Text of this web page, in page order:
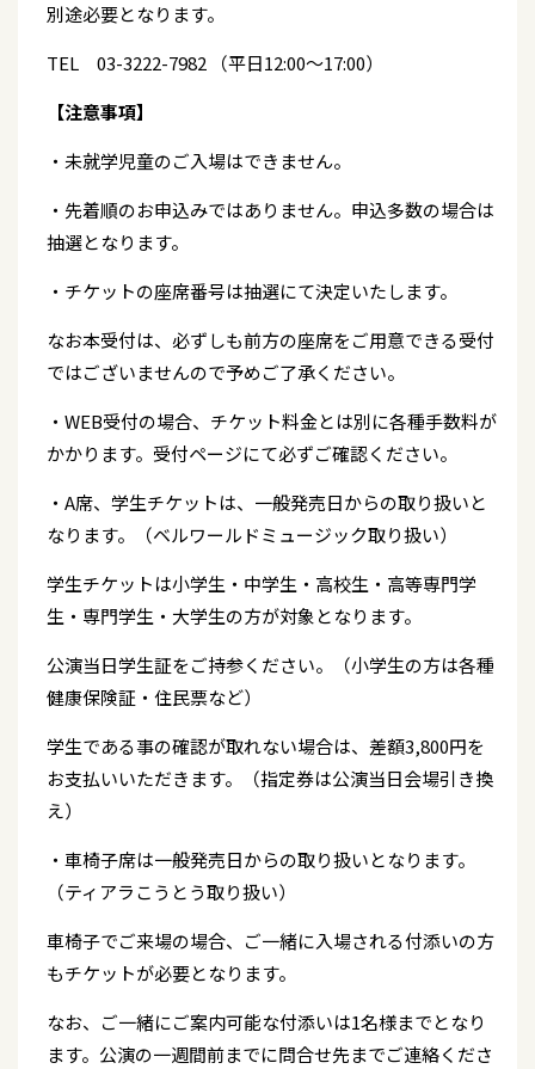
別途必要となります。
TEL 03-3222-7982 （平日12:00～17:00）
【注意事項】
・未就学児童のご入場はできません。
・先着順のお申込みではありません。申込多数の場合は
抽選となります。
・チケットの座席番号は抽選にて決定いたします。
なお本受付は、必ずしも前方の座席をご用意できる受付
ではございませんので予めご了承ください。
・WEB受付の場合、チケット料金とは別に各種手数料が
かかります。受付ページにて必ずご確認ください。
・A席、学生チケットは、一般発売日からの取り扱いと
なります。（ベルワールドミュージック取り扱い）
学生チケットは小学生・中学生・高校生・高等専門学
生・専門学生・大学生の方が対象となります。
公演当日学生証をご持参ください。（小学生の方は各種
健康保険証・住民票など）
学生である事の確認が取れない場合は、差額3,800円を
お支払いいただきます。（指定券は公演当日会場引き換
え）
・車椅子席は一般発売日からの取り扱いとなります。
（ティアラこうとう取り扱い）
車椅子でご来場の場合、ご一緒に入場される付添いの方
もチケットが必要となります。
なお、ご一緒にご案内可能な付添いは1名様までとなり
ます。公演の一週間前までに問合せ先までご連絡くださ